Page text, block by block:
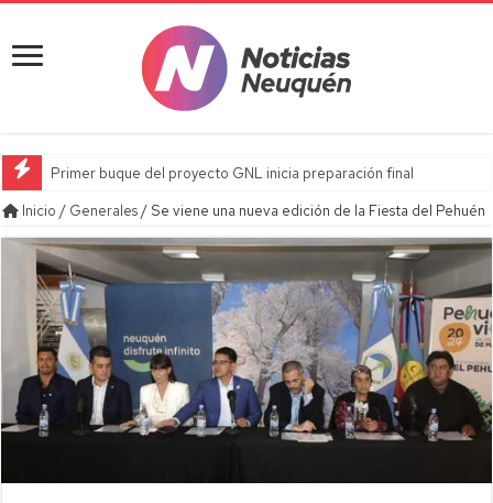
Primer buque del proyecto GNL inicia preparación final
Inicio / Generales/ Se viene una nueva edición de la Fiesta del Pehuén